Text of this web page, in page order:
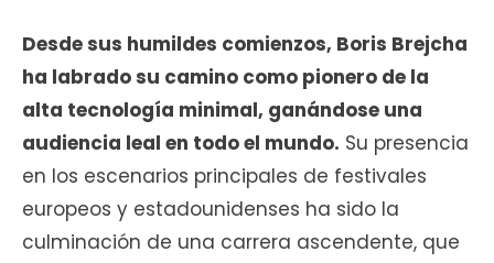
Desde sus humildes comienzos, Boris Brejcha
ha labrado su camino como pionero de la
alta tecnología minimal, ganándose una
audiencia leal en todo el mundo. Su presencia
en los escenarios principales de festivales
europeos y estadounidenses ha sido la
culminación de una carrera ascendente, que